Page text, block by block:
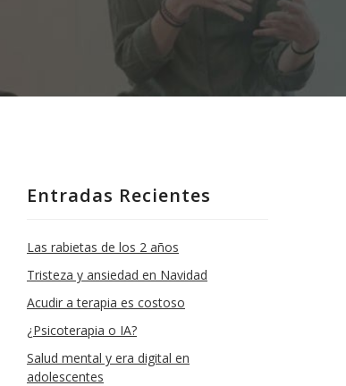
Entradas Recientes
Las rabietas de los 2 años
Tristeza y ansiedad en Navidad
Acudir a terapia es costoso
¿Psicoterapia o IA?
Salud mental y era digital en
adolescentes